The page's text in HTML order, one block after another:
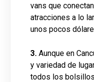
vans que
atracciones a lo
unos pocos
3. Aunque en
y variedad de
todos los